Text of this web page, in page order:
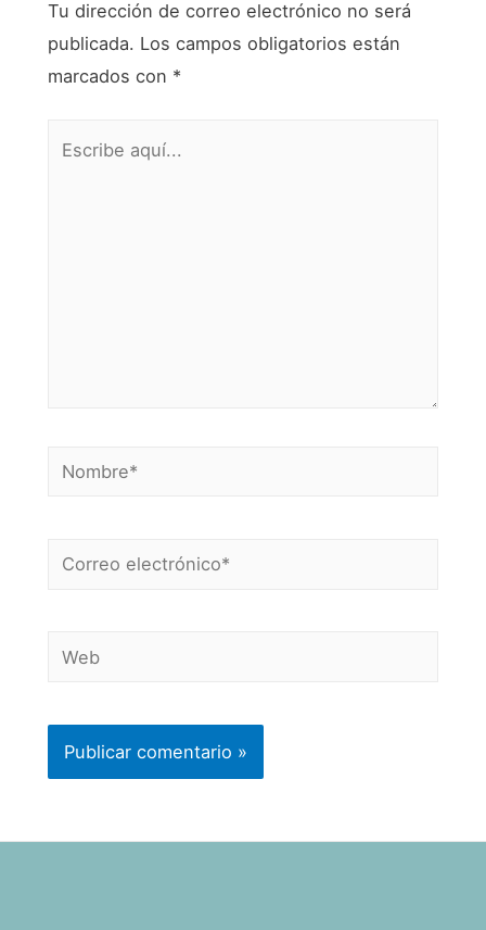
Tu dirección de correo electrónico no será
publicada. Los campos obligatorios están
marcados con *
Nombre*
Correo
Web